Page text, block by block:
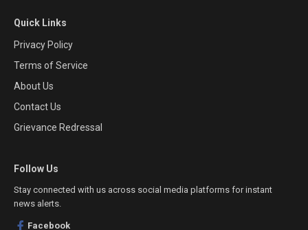
Quick Links
Privacy Policy
Terms of Service
About Us
Contact Us
Grievance Redressal
Follow Us
Stay connected with us across social media platforms for instant
news alerts.
Facebook